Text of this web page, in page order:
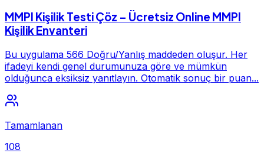
MMPI Kişilik Testi Çöz – Ücretsiz Online MMPI
Kişilik Envanteri
Bu uygulama 566 Doğru/Yanlış maddeden oluşur. Her
ifadeyi kendi genel durumunuza göre ve mümkün
olduğunca eksiksiz yanıtlayın. Otomatik sonuç bir puan...
Tamamlanan
108